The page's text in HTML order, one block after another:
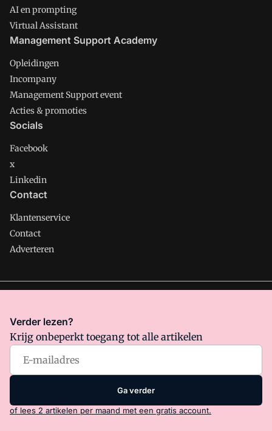
AI en prompting
Virtual Assistant
Management Support Academy
Opleidingen
Incompany
Management Support event
Acties & promoties
Socials
Facebook
x
Linkedin
Contact
Klantenservice
Contact
Adverteren
ons manifestwaar VMN media voor staat. Op gebruik van
deze site zijn de volgende regelingen van toepassing:
Algemene VoorwaardenenPrivacy en Cookie beleid|Privacy
instellingen
Verder lezen?
Krijg onbeperkt toegang tot alle artikelen
Ga verder
of lees 2 artikelen per maand met een gratis account.